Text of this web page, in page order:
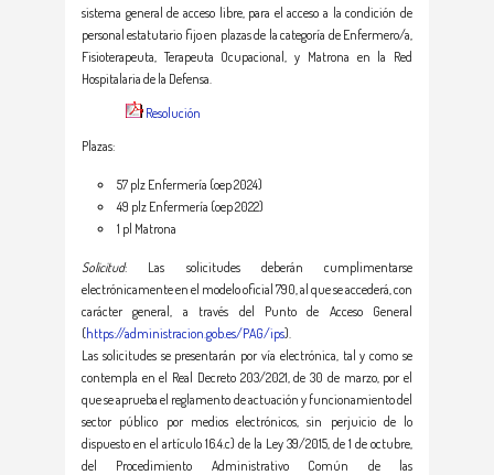
sistema general de acceso libre, para el acceso a la condición de
personal estatutario fijo en plazas de la categoría de Enfermero/a,
Fisioterapeuta, Terapeuta Ocupacional, y Matrona en la Red
Hospitalaria de la Defensa.
Resolución
Plazas:
57 plz Enfermería (oep 2024)
49 plz Enfermería (oep 2022)
1 pl Matrona
Solicitud: Las solicitudes deberán cumplimentarse
electrónicamente en el modelo oficial 790, al que se accederá, con
carácter general, a través del Punto de Acceso General
(https://administracion.gob.es/PAG/ips).
Las solicitudes se presentarán por vía electrónica, tal y como se
contempla en el Real Decreto 203/2021, de 30 de marzo, por el
que se aprueba el reglamento de actuación y funcionamiento del
sector público por medios electrónicos, sin perjuicio de lo
dispuesto en el artículo 16.4.c) de la Ley 39/2015, de 1 de octubre,
del Procedimiento Administrativo Común de las